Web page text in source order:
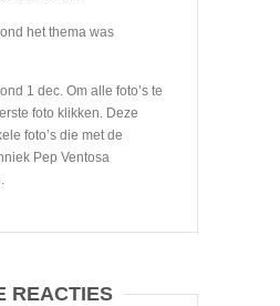
het thema was
1 dec. Om alle foto’s te
foto klikken. Deze
foto’s die met de
Pep Ventosa
REACTIES